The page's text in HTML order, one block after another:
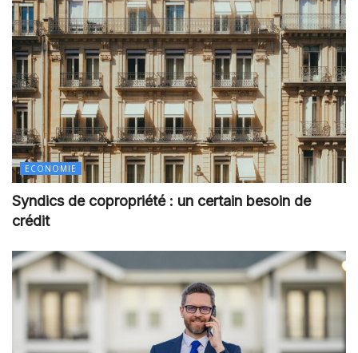
ECONOMIE
Syndics de copropriété : un certain besoin de
crédit